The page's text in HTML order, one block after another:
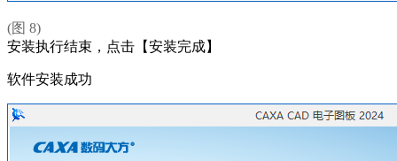
(图 8)
安装执行结束，点击【安装完成】
软件安装成功